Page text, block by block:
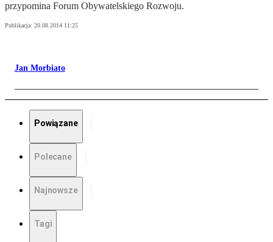
przypomina Forum Obywatelskiego Rozwoju.
Publikacja: 20.08.2014 11:25
Jan Morbiato
Powiązane
Polecane
Najnowsze
Tagi